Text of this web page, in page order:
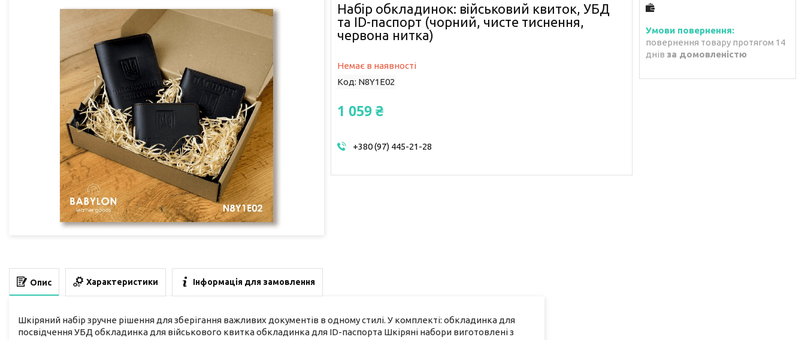
Набір обкладинок: військовий квиток, УБД
та ID-паспорт (чорний, чисте тиснення,
червона нитка)
Немає в наявності
Код: N8Y1E02
1 059 ₴
+380 (97) 445-21-28
повернення товару протягом 14
днів за домовленістю
Опис Характеристики Інформація для замовлення
Шкіряний набір зручне рішення для зберігання важливих документів в одному стилі. У комплекті: обкладинка для
посвідчення УБД обкладинка для військового квитка обкладинка для ID-паспорта Шкіряні набори виготовлені з